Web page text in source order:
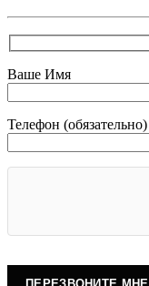
Ваше Имя
Телефон (обязательно)